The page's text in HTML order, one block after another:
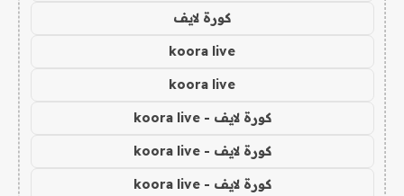
كورة لايف
koora live
koora live
كورة لايف - koora live
كورة لايف - koora live
كورة لايف - koora live